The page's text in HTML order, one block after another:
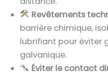
Revêtements
barrière chimique,
lubrifiant pour éviter
galvanique.
Éviter le contact